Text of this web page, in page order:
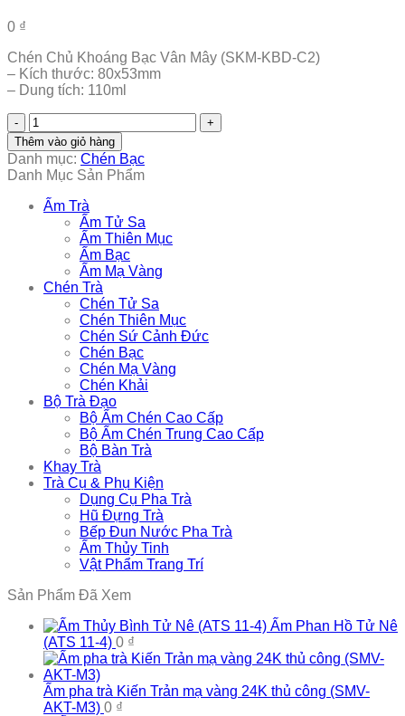
0 ₫
Chén Chủ Khoáng Bạc Vân Mây (SKM-KBD-C2)
– Kích thước: 80x53mm
– Dung tích: 110ml
Chén
Chủ
Khoáng
Bạc
Vân
Mây
(SKM-
lượng
Thêm vào giỏ hàng
Danh mục: Chén Bạc
Danh Mục Sản Phẩm
Ấm Trà
Ấm Tử Sa
Ấm Thiên Mục
Ấm Bạc
Ấm Mạ Vàng
Chén Trà
Chén Tử Sa
Chén Thiên Mục
Chén Sứ Cảnh Đức
Chén Bạc
Chén Mạ Vàng
Chén Khải
Bộ Trà Đạo
Bộ Ấm Chén Cao Cấp
Bộ Ấm Chén Trung Cao Cấp
Bộ Bàn Trà
Khay Trà
Trà Cụ & Phụ Kiện
Dụng Cụ Pha Trà
Hũ Đựng Trà
Bếp Đun Nước Pha Trà
Ấm Thủy Tinh
Vật Phẩm Trang Trí
Sản Phẩm Đã Xem
Ấm Phan Hồ Tử Nê
(ATS 11-4) 0 ₫
Ấm pha trà Kiến Trản mạ vàng 24K thủ công (SMV-
AKT-M3) 0 ₫